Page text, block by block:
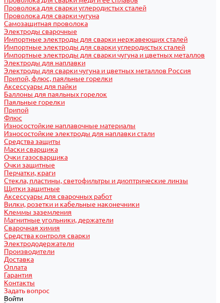
Проволока для сварки углеродистых сталей
Проволока для сварки чугуна
Самозащитная проволока
Электроды сварочные
Импортные электроды для сварки нержавеющих сталей
Импортные электроды для сварки углеродистых сталей
Импортные электроды для сварки чугуна и цветных металлов
Электроды для наплавки
Электроды для сварки чугуна и цветных металлов Россия
Припой, флюс, паяльные горелки
Аксессуары для пайки
Баллоны для паяльных горелок
Паяльные горелки
Припой
Флюс
Износостойкие наплавочные материалы
Износостойкие электроды для наплавки стали
Средства защиты
Маски сварщика
Очки газосварщика
Очки защитные
Перчатки, краги
Стекла, пластины, светофильтры и диоптрические линзы
Щитки защитные
Аксессуары для сварочных работ
Вилки, розетки и кабельные наконечники
Клеммы заземления
Магнитные угольники, держатели
Сварочная химия
Средства контроля сварки
Электрододержатели
Производители
Доставка
Оплата
Гарантия
Контакты
Задать вопрос
Войти